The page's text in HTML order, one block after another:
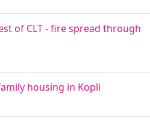
of CLT - fire spread through
housing in Kopli